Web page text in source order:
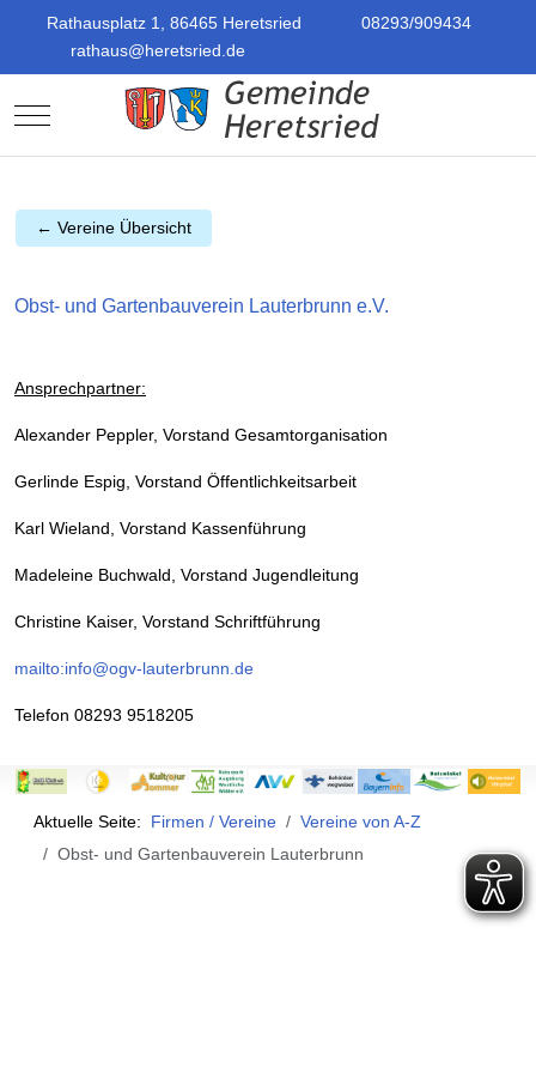
Rathausplatz 1, 86465 Heretsried
08293/909434
rathaus@heretsried.de
Mobile Menu Toggle
← Vereine Übersicht
Obst- und Gartenbauverein Lauterbrunn e.V.
Ansprechpartner:
Alexander Peppler, Vorstand Gesamtorganisation
Gerlinde Espig, Vorstand Öffentlichkeitsarbeit
Karl Wieland, Vorstand Kassenführung
Madeleine Buchwald, Vorstand Jugendleitung
Christine Kaiser, Vorstand Schriftführung
mailto:info@ogv-lauterbrunn.de
Telefon 08293 9518205
Aktuelle Seite: Firmen / Vereine
Vereine von A-Z
Obst- und Gartenbauverein Lauterbrunn